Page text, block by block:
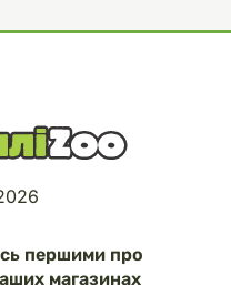
першими про
магазинах